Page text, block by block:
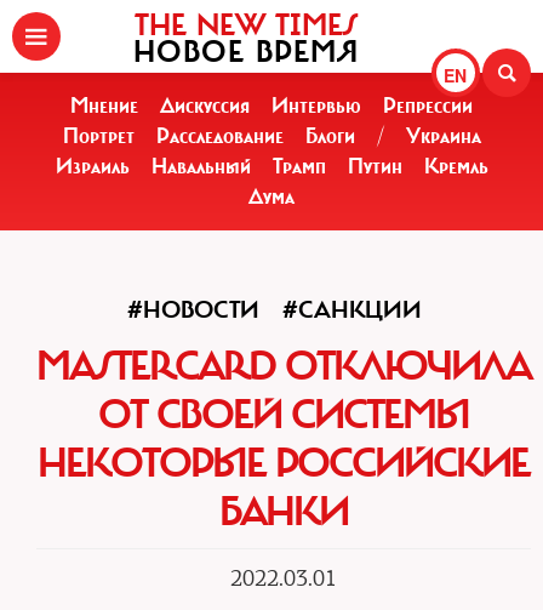
EN
THE NEW TIMES
НОВОЕ ВРЕМЯ
Мнение Дискуссия Интервью
Репрессии
Портрет
Расследование Блоги /
Украина
Израиль
Навальный Трамп Путин
Кремль
Дума
#НОВОСТИ #САНКЦИИ
MASTERCARD ОТКЛЮЧИЛА
ОТ СВОЕЙ СИСТЕМЫ
НЕКОТОРЫЕ РОССИЙСКИЕ
БАНКИ
2022.03.01